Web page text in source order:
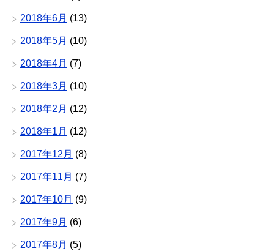
2018年6月 (13)
2018年5月 (10)
2018年4月 (7)
2018年3月 (10)
2018年2月 (12)
2018年1月 (12)
2017年12月 (8)
2017年11月 (7)
2017年10月 (9)
2017年9月 (6)
2017年8月 (5)